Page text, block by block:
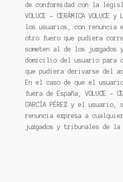
de conformidad con la
VOLUCE – CERÁMICA VOLUCE y
los usuarios, con renuncia
otro fuero que pudiera
someten al de los juzgados
domicilio del usuario para
que pudiera derivarse del
En el caso de que el
fuera de España, VOLUCE –
GARCÍA PÉREZ y el usuario,
renuncia expresa a
juzgados y tribunales de la